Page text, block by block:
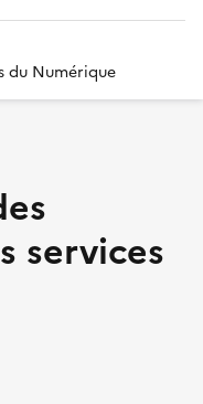
du Numérique
services